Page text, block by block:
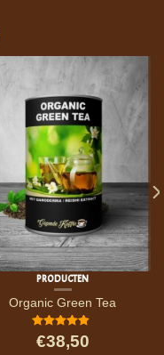
PRODUCTEN
Organic Green Tea
4.67van
5€38,50